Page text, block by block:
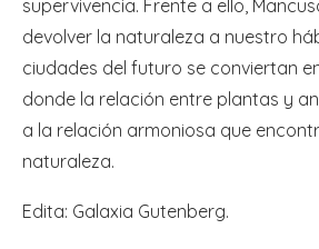
supervivencia. Frente a ello,
devolver la naturaleza a nuestro
ciudades del futuro se conviertan
donde la relación entre plantas y
a la relación armoniosa que
naturaleza.
Edita: Galaxia Gutenberg.